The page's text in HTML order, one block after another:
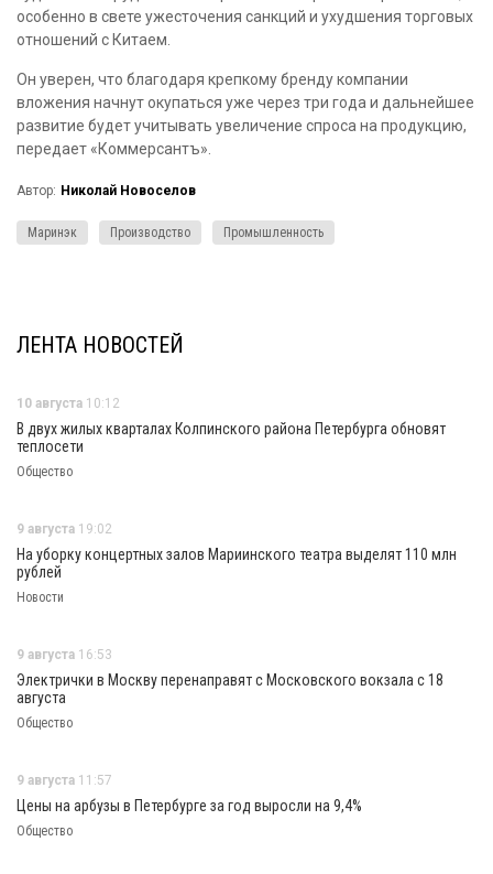
особенно в свете ужесточения санкций и ухудшения торговых
отношений с Китаем.
Он уверен, что благодаря крепкому бренду компании
вложения начнут окупаться уже через три года и дальнейшее
развитие будет учитывать увеличение спроса на продукцию,
передает «Коммерсантъ».
Автор: Николай Новоселов
Маринэк Производство Промышленность
ЛЕНТА НОВОСТЕЙ
10 августа 10:12
В двух жилых кварталах Колпинского района Петербурга обновят
теплосети
Общество
9 августа 19:02
На уборку концертных залов Мариинского театра выделят 110 млн
рублей
Новости
9 августа 16:53
Электрички в Москву перенаправят с Московского вокзала с 18
августа
Общество
9 августа 11:57
Цены на арбузы в Петербурге за год выросли на 9,4%
Общество